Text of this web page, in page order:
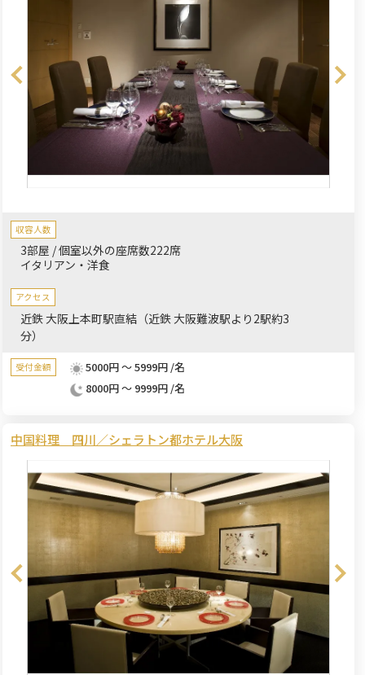
収容人数
3部屋 / 個室以外の座席数222席
イタリアン・洋食
アクセス
近鉄 大阪上本町駅直結（近鉄 大阪難波駅より2駅約3
分）
受付金額
5000円 ～ 5999円 /名
8000円 ～ 9999円 /名
中国料理 四川／シェラトン都ホテル大阪